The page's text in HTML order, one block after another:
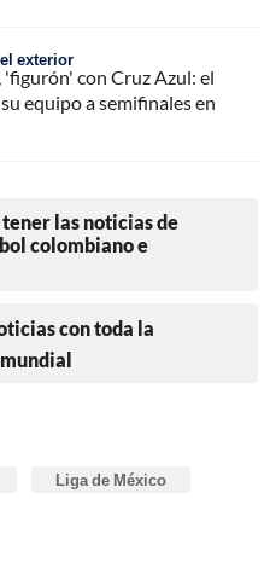
exterior
con Cruz Azul: el
equipo a semifinales en
las noticias de
colombiano e
con toda la
Liga de México